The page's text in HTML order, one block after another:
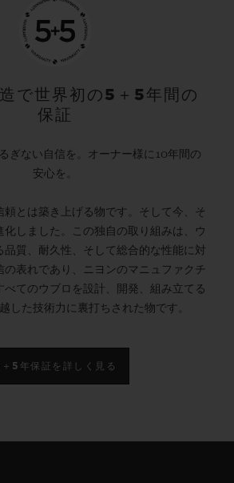
で世界初の5＋5年間の
保証
ぎない自信を。オーナー様に10年間の
安心を。
頼とは築き上げる物です。そして今、そ
化しました。この独自の取り組みは、ウ
品質、耐久性、そして総合的な性能に対
の表れであり、ニヨンのマニュファクチ
べてのウブロを設計、開発、組み立てる
した技術力に裏打ちされた物です。
5年保証を詳しく見る